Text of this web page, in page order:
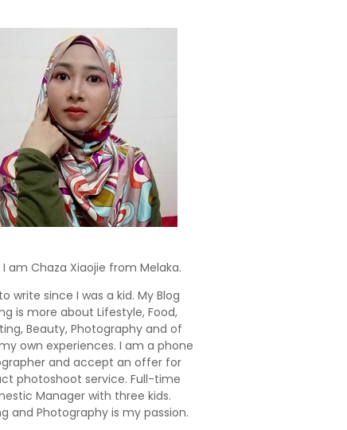
I am Chaza Xiaojie from Melaka.
write since I was a kid. My Blog
is more about Lifestyle, Food,
Beauty, Photography and of
own experiences. I am a phone
and accept an offer for
photoshoot service. Full-time
Manager with three kids.
and Photography is my passion.